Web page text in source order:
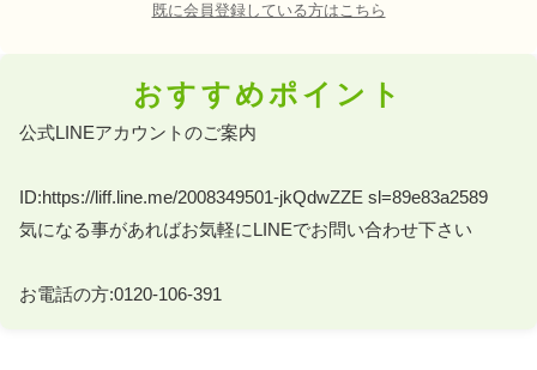
既に会員登録している方はこちら
おすすめポイント
公式LINEアカウントのご案内
ID:https://liff.line.me/2008349501-jkQdwZZE sl=89e83a2589
気になる事があればお気軽にLINEでお問い合わせ下さい
お電話の方:0120-106-391